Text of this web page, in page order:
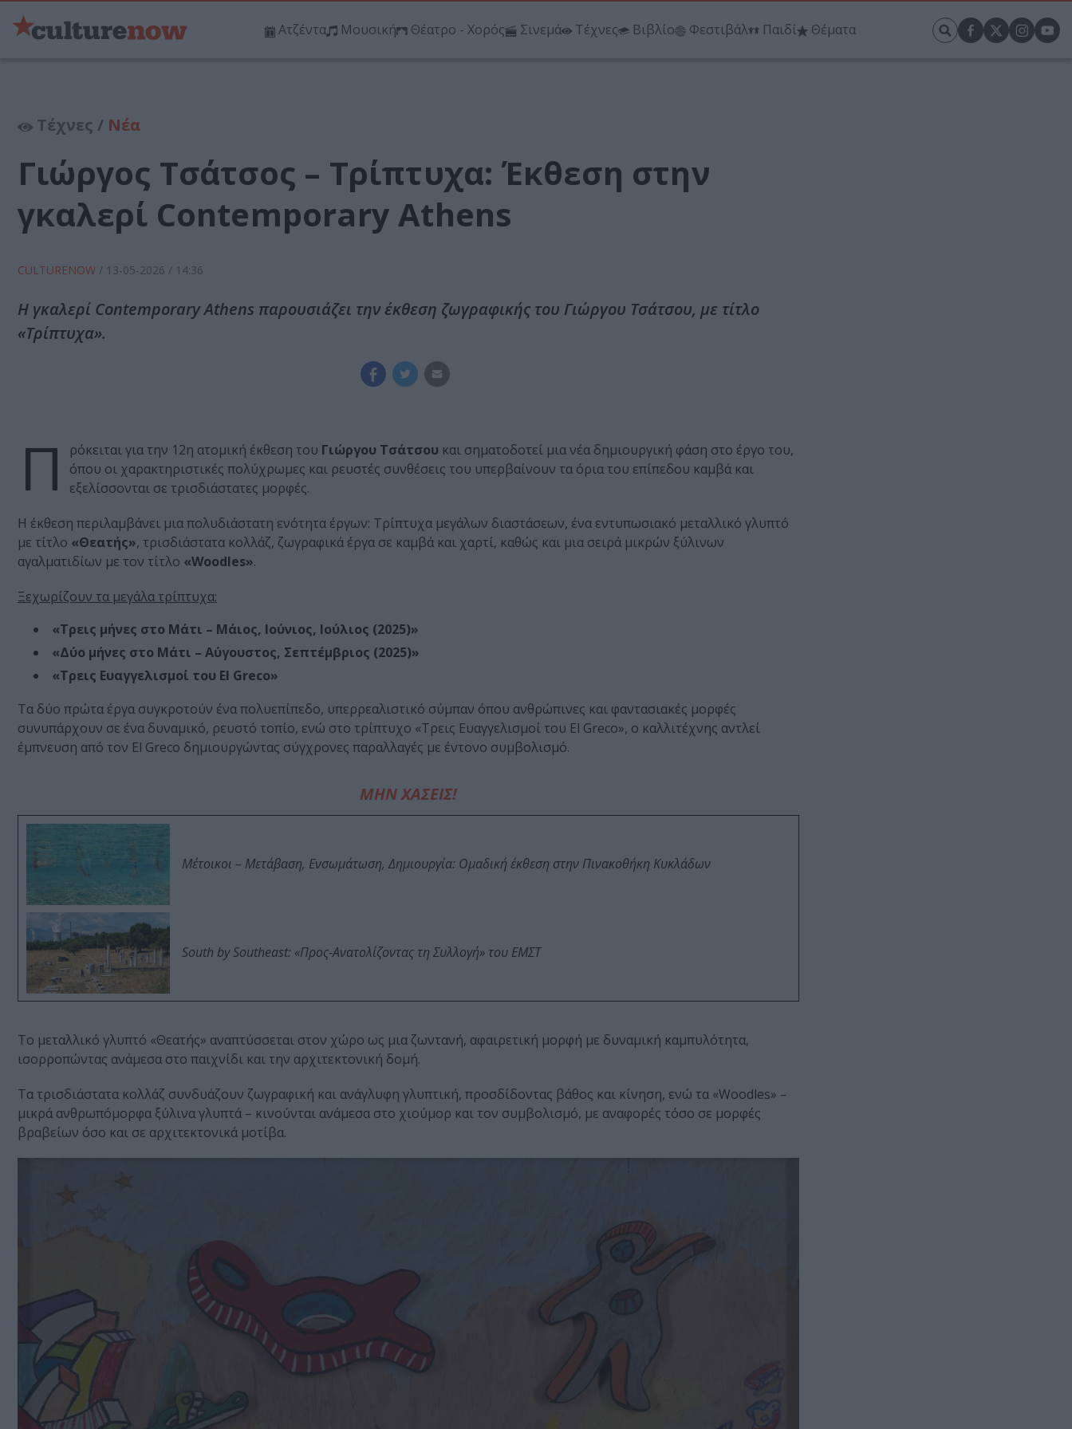
Ατζέντα Μουσική Θέατρο - Χορός Σινεμά Τέχνες Βιβλίο Φεστιβάλ Παιδί Θέματα
Τέχνες / Νέα
Γιώργος Τσάτσος – Τρίπτυχα: Έκθεση στην
γκαλερί Contemporary Athens
CULTURENOW / 13-05-2026 / 14:36
Η γκαλερί Contemporary Athens παρουσιάζει την έκθεση ζωγραφικής του Γιώργου Τσάτσου, με τίτλο
«Τρίπτυχα».
Π ρόκειται για την 12η ατομική έκθεση του Γιώργου Τσάτσου και σηματοδοτεί μια νέα δημιουργική φάση στο έργο του,
όπου οι χαρακτηριστικές πολύχρωμες και ρευστές συνθέσεις του υπερβαίνουν τα όρια του επίπεδου καμβά και
εξελίσσονται σε τρισδιάστατες μορφές.
Η έκθεση περιλαμβάνει μια πολυδιάστατη ενότητα έργων: Τρίπτυχα μεγάλων διαστάσεων, ένα εντυπωσιακό μεταλλικό γλυπτό
με τίτλο «Θεατής», τρισδιάστατα κολλάζ, ζωγραφικά έργα σε καμβά και χαρτί, καθώς και μια σειρά μικρών ξύλινων
αγαλματιδίων με τον τίτλο «Woodles».
Ξεχωρίζουν τα μεγάλα τρίπτυχα:
«Τρεις μήνες στο Μάτι – Μάιος, Ιούνιος, Ιούλιος (2025)»
«Δύο μήνες στο Μάτι – Αύγουστος, Σεπτέμβριος (2025)»
«Τρεις Ευαγγελισμοί του El Greco»
Τα δύο πρώτα έργα συγκροτούν ένα πολυεπίπεδο, υπερρεαλιστικό σύμπαν όπου ανθρώπινες και φαντασιακές μορφές
συνυπάρχουν σε ένα δυναμικό, ρευστό τοπίο, ενώ στο τρίπτυχο «Τρεις Ευαγγελισμοί του El Greco», ο καλλιτέχνης αντλεί
έμπνευση από τον El Greco δημιουργώντας σύγχρονες παραλλαγές με έντονο συμβολισμό.
ΜΗΝ ΧΑΣΕΙΣ!
Μέτοικοι – Μετάβαση, Ενσωμάτωση, Δημιουργία: Ομαδική έκθεση στην Πινακοθήκη Κυκλάδων
South by Southeast: «Προς-Ανατολίζοντας τη Συλλογή» του ΕΜΣΤ
Το μεταλλικό γλυπτό «Θεατής» αναπτύσσεται στον χώρο ως μια ζωντανή, αφαιρετική μορφή με δυναμική καμπυλότητα,
ισορροπώντας ανάμεσα στο παιχνίδι και την αρχιτεκτονική δομή.
Τα τρισδιάστατα κολλάζ συνδυάζουν ζωγραφική και ανάγλυφη γλυπτική, προσδίδοντας βάθος και κίνηση, ενώ τα «Woodles» –
μικρά ανθρωπόμορφα ξύλινα γλυπτά – κινούνται ανάμεσα στο χιούμορ και τον συμβολισμό, με αναφορές τόσο σε μορφές
βραβείων όσο και σε αρχιτεκτονικά μοτίβα.